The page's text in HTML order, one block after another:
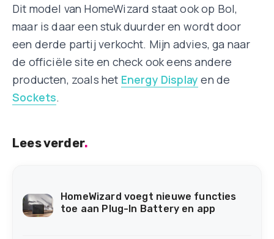
Dit model van HomeWizard staat ook op Bol,
maar is daar een stuk duurder en wordt door
een derde partij verkocht. Mijn advies, ga naar
de officiële site en check ook eens andere
producten, zoals het Energy Display en de
Sockets.
Lees verder.
HomeWizard voegt nieuwe functies
toe aan Plug-In Battery en app